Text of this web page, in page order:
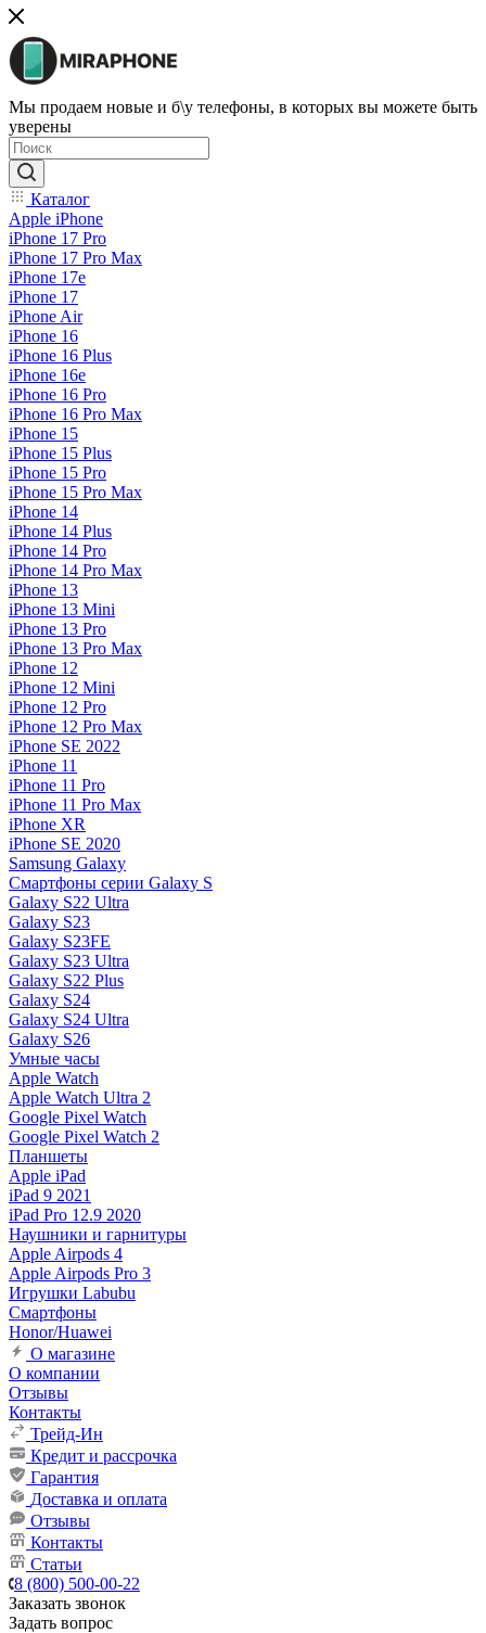
Мы продаем новые и б\у телефоны, в которых вы можете быть
уверены
Каталог
Apple iPhone
iPhone 17 Pro
iPhone 17 Pro Max
iPhone 17e
iPhone 17
iPhone Air
iPhone 16
iPhone 16 Plus
iPhone 16e
iPhone 16 Pro
iPhone 16 Pro Max
iPhone 15
iPhone 15 Plus
iPhone 15 Pro
iPhone 15 Pro Max
iPhone 14
iPhone 14 Plus
iPhone 14 Pro
iPhone 14 Pro Max
iPhone 13
iPhone 13 Mini
iPhone 13 Pro
iPhone 13 Pro Max
iPhone 12
iPhone 12 Mini
iPhone 12 Pro
iPhone 12 Pro Max
iPhone SE 2022
iPhone 11
iPhone 11 Pro
iPhone 11 Pro Max
iPhone XR
iPhone SE 2020
Samsung Galaxy
Смартфоны серии Galaxy S
Galaxy S22 Ultra
Galaxy S23
Galaxy S23FE
Galaxy S23 Ultra
Galaxy S22 Plus
Galaxy S24
Galaxy S24 Ultra
Galaxy S26
Умные часы
Apple Watch
Apple Watch Ultra 2
Google Pixel Watch
Google Pixel Watch 2
Планшеты
Apple iPad
iPad 9 2021
iPad Pro 12.9 2020
Наушники и гарнитуры
Apple Airpods 4
Apple Airpods Pro 3
Игрушки Labubu
Смартфоны
Honor/Huawei
О магазине
О компании
Отзывы
Контакты
Трейд-Ин
Кредит и рассрочка
Гарантия
Доставка и оплата
Отзывы
Контакты
Статьи
8 (800) 500-00-22
Заказать звонок
Задать вопрос